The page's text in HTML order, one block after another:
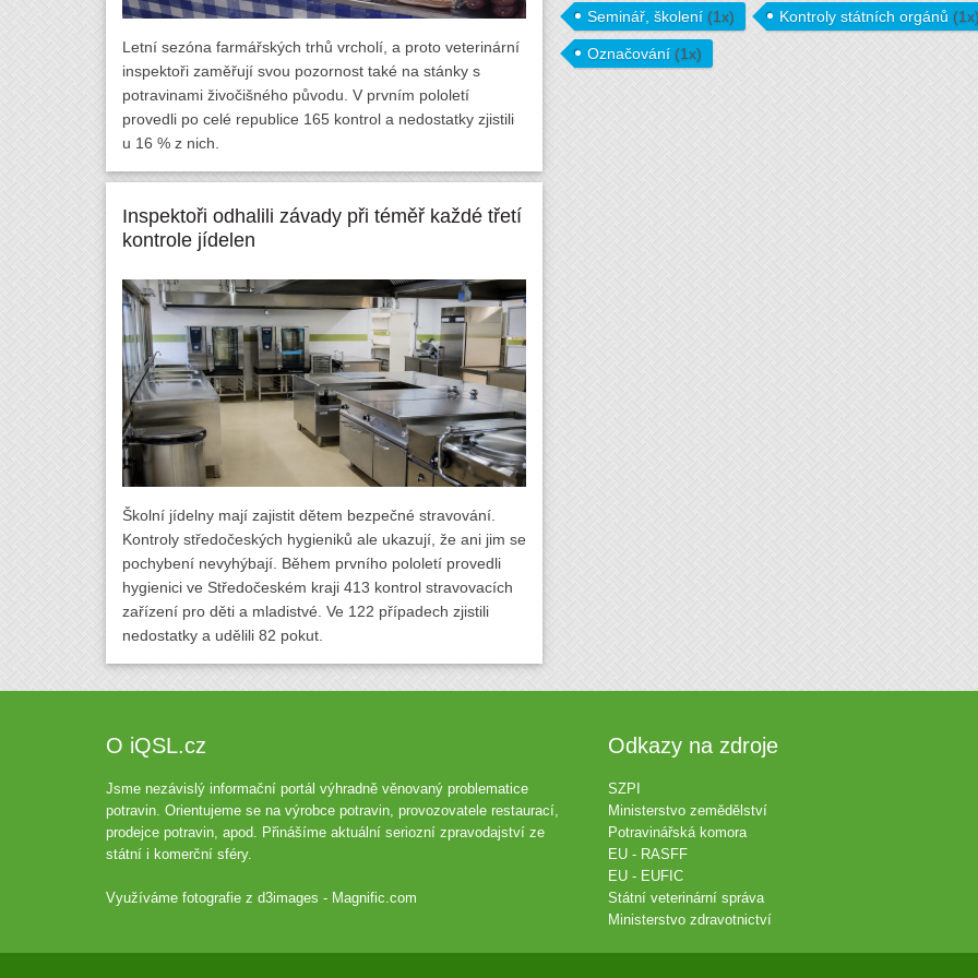
Letní sezóna farmářských trhů vrcholí, a proto veterinární
inspektoři zaměřují svou pozornost také na stánky s
potravinami živočišného původu. V prvním pololetí
provedli po celé republice 165 kontrol a nedostatky zjistili
u 16 % z nich.
Inspektoři odhalili závady při téměř každé třetí
kontrole jídelen
Školní jídelny mají zajistit dětem bezpečné stravování.
Kontroly středočeských hygieniků ale ukazují, že ani jim se
pochybení nevyhýbají. Během prvního pololetí provedli
hygienici ve Středočeském kraji 413 kontrol stravovacích
zařízení pro děti a mladistvé. Ve 122 případech zjistili
nedostatky a udělili 82 pokut.
Seminář, školení (1x) Kontroly státních orgánů
Označování (1x)
O iQSL.cz
Jsme nezávislý informační portál výhradně věnovaný problematice
potravin. Orientujeme se na výrobce potravin, provozovatele restaurací,
prodejce potravin, apod. Přinášíme aktuální seriozní zpravodajství ze
státní i komerční sféry.
Využíváme fotografie z d3images - Magnific.com
Odkazy na zdroje
SZPI
Ministerstvo zemědělství
Potravinářská komora
EU - RASFF
EU - EUFIC
Státní veterinární správa
Ministerstvo zdravotnictví